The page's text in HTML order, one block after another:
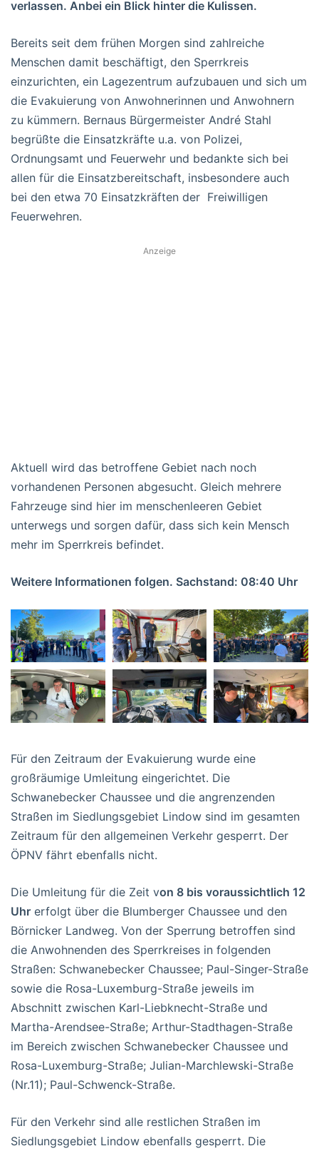
verlassen. Anbei ein Blick hinter die Kulissen.
Bereits seit dem frühen Morgen sind zahlreiche
Menschen damit beschäftigt, den Sperrkreis
einzurichten, ein Lagezentrum aufzubauen und sich um
die Evakuierung von Anwohnerinnen und Anwohnern
zu kümmern. Bernaus Bürgermeister André Stahl
begrüßte die Einsatzkräfte u.a. von Polizei,
Ordnungsamt und Feuerwehr und bedankte sich bei
allen für die Einsatzbereitschaft, insbesondere auch
bei den etwa 70 Einsatzkräften der Freiwilligen
Feuerwehren.
Anzeige
Aktuell wird das betroffene Gebiet nach noch
vorhandenen Personen abgesucht. Gleich mehrere
Fahrzeuge sind hier im menschenleeren Gebiet
unterwegs und sorgen dafür, dass sich kein Mensch
mehr im Sperrkreis befindet.
Weitere Informationen folgen. Sachstand: 08:40 Uhr
Für den Zeitraum der Evakuierung wurde eine
großräumige Umleitung eingerichtet. Die
Schwanebecker Chaussee und die angrenzenden
Straßen im Siedlungsgebiet Lindow sind im gesamten
Zeitraum für den allgemeinen Verkehr gesperrt. Der
ÖPNV fährt ebenfalls nicht.
Die Umleitung für die Zeit von 8 bis voraussichtlich 12
Uhr erfolgt über die Blumberger Chaussee und den
Börnicker Landweg. Von der Sperrung betroffen sind
die Anwohnenden des Sperrkreises in folgenden
Straßen: Schwanebecker Chaussee; Paul-Singer-Straße
sowie die Rosa-Luxemburg-Straße jeweils im
Abschnitt zwischen Karl-Liebknecht-Straße und
Martha-Arendsee-Straße; Arthur-Stadthagen-Straße
im Bereich zwischen Schwanebecker Chaussee und
Rosa-Luxemburg-Straße; Julian-Marchlewski-Straße
(Nr.11); Paul-Schwenck-Straße.
Für den Verkehr sind alle restlichen Straßen im
Siedlungsgebiet Lindow ebenfalls gesperrt. Die